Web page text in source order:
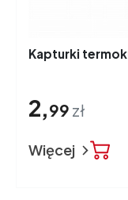
Kapturki
2,99 zł
Więcej